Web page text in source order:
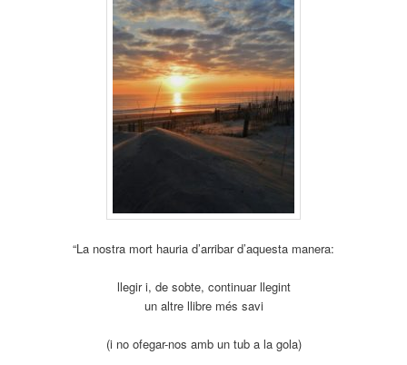
“La nostra mort hauria d’arribar d’aquesta manera:
llegir i, de sobte, continuar llegint
un altre llibre més savi
(i no ofegar-nos amb un tub a la gola)